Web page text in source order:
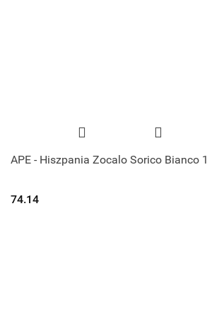
APE - Hiszpania Zocalo Sorico Bianco
74.14